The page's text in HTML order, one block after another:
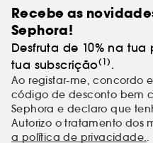
Recebe as
Sephora!
Desfruta de 10% na
tua subscrição(1) .
Ao registar-me, concordo
código de desconto bem
Sephora e declaro que
Autorizo o tratamento dos
a política de privacidade..